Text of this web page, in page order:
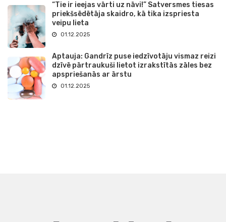
“Tie ir ieejas vārti uz nāvi!” Satversmes tiesas
priekšsēdētāja skaidro, kā tika izspriesta
veipu lieta
01.12.2025
Aptauja: Gandrīz puse iedzīvotāju vismaz reizi
dzīvē pārtraukuši lietot izrakstītās zāles bez
apspriešanās ar ārstu
01.12.2025